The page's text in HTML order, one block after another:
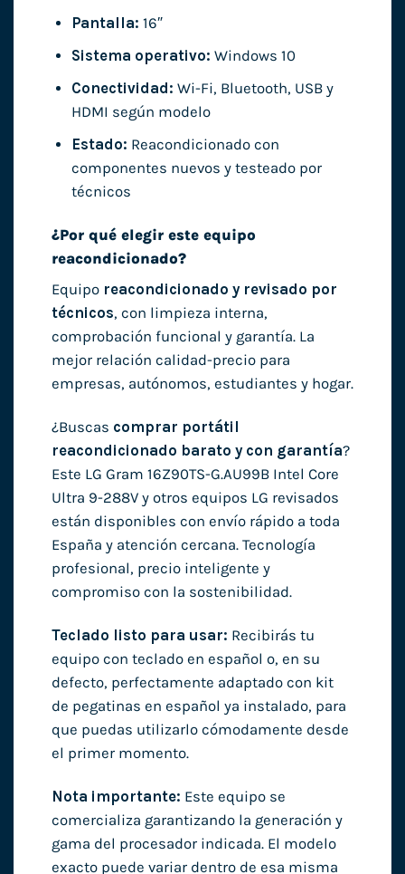
Pantalla: 16″
Sistema operativo: Windows 10
Conectividad: Wi-Fi, Bluetooth, USB y
HDMI según modelo
Estado: Reacondicionado con
componentes nuevos y testeado por
técnicos
¿Por qué elegir este equipo
reacondicionado?
Equipo reacondicionado y revisado por
técnicos, con limpieza interna,
comprobación funcional y garantía. La
mejor relación calidad-precio para
empresas, autónomos, estudiantes y hogar.
¿Buscas comprar portátil
reacondicionado barato y con garantía?
Este LG Gram 16Z90TS-G.AU99B Intel Core
Ultra 9-288V y otros equipos LG revisados
están disponibles con envío rápido a toda
España y atención cercana. Tecnología
profesional, precio inteligente y
compromiso con la sostenibilidad.
Teclado listo para usar: Recibirás tu
equipo con teclado en español o, en su
defecto, perfectamente adaptado con kit
de pegatinas en español ya instalado, para
que puedas utilizarlo cómodamente desde
el primer momento.
Nota importante: Este equipo se
comercializa garantizando la generación y
gama del procesador indicada. El modelo
exacto puede variar dentro de esa misma